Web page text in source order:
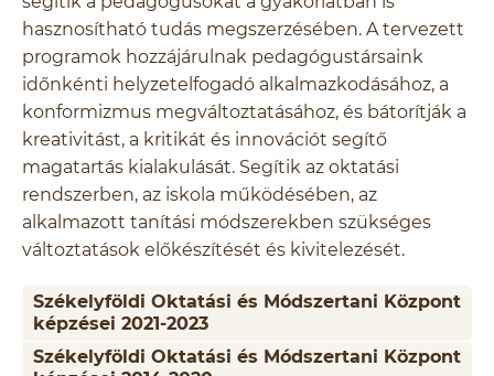
hasznosítható tudás megszerzésében. A tervezett
programok hozzájárulnak pedagógustársaink
időnkénti helyzetelfogadó alkalmazkodásához, a
konformizmus megváltoztatásához, és bátorítják a
kreativitást, a kritikát és innovációt segítő
magatartás kialakulását. Segítik az oktatási
rendszerben, az iskola működésében, az
alkalmazott tanítási módszerekben szükséges
változtatások előkészítését és kivitelezését.
Székelyföldi Oktatási és Módszertani Központ
képzései 2021-2023
Székelyföldi Oktatási és Módszertani Központ